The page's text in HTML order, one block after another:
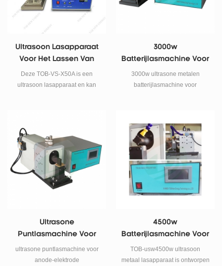
Ultrasoon Lasapparaat
Voor Het Lassen Van
Doppen In Het
Dashboardkastje
Deze TOB-VS-X50A is een
ultrasoon lasapparaat en kan
batterijkappen.
3000w
Batterijlasmachine Voor
Elektrodevellen 10-30
Lagen
3000w ultrasone metalen
batterijlasmachine voor
Ultrasone
Puntlasmachine Voor
Anode-Elektrode
ultrasone puntlasmachine voor
anode-elektrode
4500w
Batterijlasmachine Voor
Elektrodebladen 10-60
Lagen
TOB-usw4500w ultrasoon
metaal lasapparaat is ontworpen